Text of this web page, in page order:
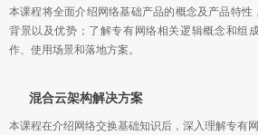
本课程在介绍网络交换基础知识后，深入理解专有
混合云架构解决方案
本课程将全面介绍网络基础产品的概念及产品特性
背景以及优势；了解专有网络相关逻辑概念和组
作、使用场景和落地方案。